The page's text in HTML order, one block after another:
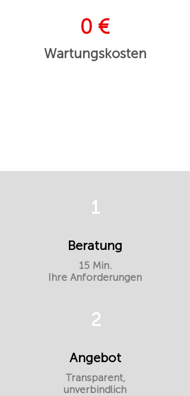
0 €
Wartungskosten
1
Beratung
15 Min.
Ihre Anforderungen
2
Angebot
Transparent,
unverbindlich